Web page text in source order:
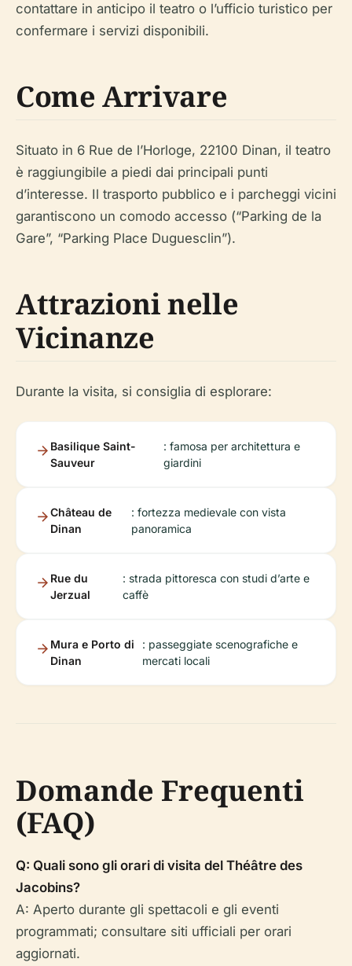
contattare in anticipo il teatro o l’ufficio turistico per
confermare i servizi disponibili.
Come Arrivare
Situato in 6 Rue de l’Horloge, 22100 Dinan, il teatro
è raggiungibile a piedi dai principali punti
d’interesse. Il trasporto pubblico e i parcheggi vicini
garantiscono un comodo accesso (“Parking de la
Gare”, “Parking Place Duguesclin”).
Attrazioni nelle
Vicinanze
Durante la visita, si consiglia di esplorare:
Basilique Saint-
Sauveur
: famosa per architettura e
giardini
Château de
Dinan
: fortezza medievale con vista
panoramica
Rue du
Jerzual
: strada pittoresca con studi d’arte e
caffè
Mura e Porto di
Dinan
: passeggiate scenografiche e
mercati locali
Domande Frequenti
(FAQ)
Q: Quali sono gli orari di visita del Théâtre des
Jacobins?
A: Aperto durante gli spettacoli e gli eventi
programmati; consultare siti ufficiali per orari
aggiornati.